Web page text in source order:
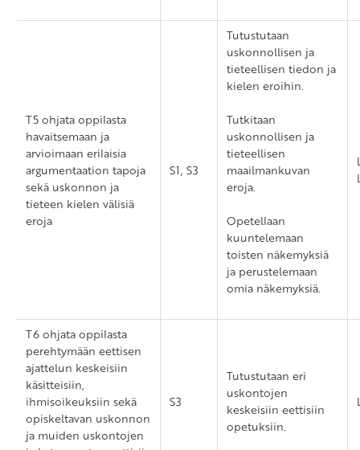
T5 ohjata oppilasta
havaitsemaan ja
arvioimaan erilaisia
argumentaation tapoja
sekä uskonnon ja
tieteen kielen välisiä
eroja
S1, S3
Tutustutaan
uskonnollisen ja
tieteellisen tiedon ja
kielen eroihin.
Tutkitaan
uskonnollisen ja
tieteellisen
maailmankuvan
eroja.
Opetellaan
kuuntelemaan
toisten näkemyksiä
ja perustelemaan
omia näkemyksiä.
T6 ohjata oppilasta
perehtymään eettisen
ajattelun keskeisiin
käsitteisiin,
ihmisoikeuksiin sekä
opiskeltavan uskonnon
ja muiden uskontojen
S3
Tutustutaan eri
uskontojen
keskeisiin eettisiin
opetuksiin.